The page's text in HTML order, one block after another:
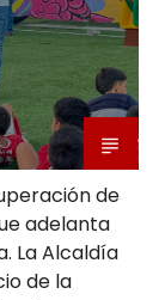
de
adelanta
La Alcaldía
de la